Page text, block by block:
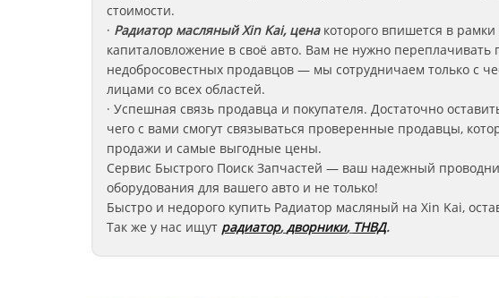
стоимости.
· Радиатор масляный Xin Kai, цена которого впишется в
капиталовложение в своё авто. Вам не нужно переплачивать
недобросовестных продавцов — мы сотрудничаем только с
лицами со всех областей.
· Успешная связь продавца и покупателя. Достаточно
чего с вами смогут связываться проверенные продавцы,
продажи и самые выгодные цены.
Сервис Быстрого Поиск Запчастей — ваш надежный
оборудования для вашего авто и не только!
Быстро и недорого купить Радиатор масляный на Xin Kai,
Так же у нас ищут радиатор,дворники, ТНВД.